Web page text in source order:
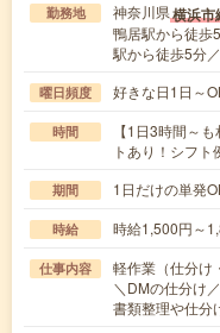
勤務地 神奈川県横浜市
鴨居駅から徒歩
駅から徒歩5分
曜日頻度 好きな日1日～
時間
【1日3時間～
トあり！シフ
期間 1日だけの単発
時給 時給1,500円～
仕事内容
軽作業（仕分け
＼DMの仕分け
書類整理や仕分